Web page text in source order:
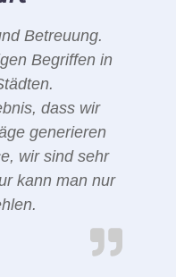
Betreuung.
Begriffen in
dass wir
generieren
wir sind sehr
kann man nur